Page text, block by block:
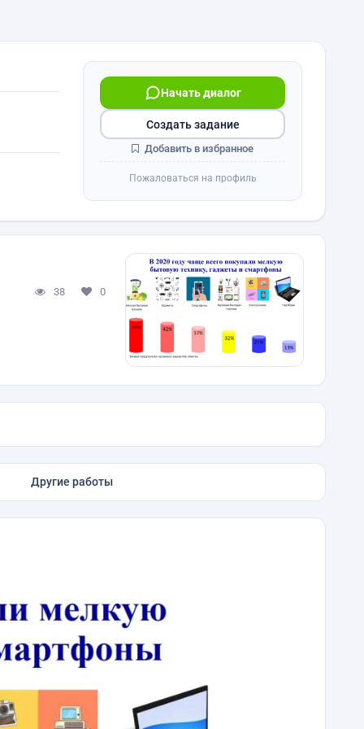
Начать диалог
Создать задание
Добавить в избранное
Пожаловаться на профиль
38 0
Другие работы